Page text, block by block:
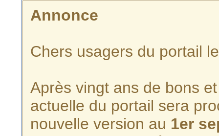
Annonce
Chers usagers du portail
Après vingt ans de bons
actuelle du portail sera
nouvelle version au 1er